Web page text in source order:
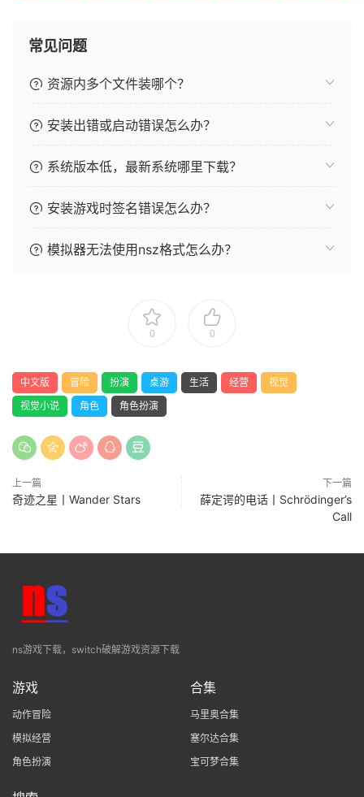
常见问题
资源内多个文件装哪个？
安装出错或启动错误怎么办？
系统版本低，最新系统哪里下载？
安装游戏时签名错误怎么办？
模拟器无法使用nsz格式怎么办？
0 0
中文版 冒险 扮演 桌游 生活 经营
视觉
视觉小说
角色 角色扮演
上一篇
奇迹之星丨Wander Stars
下一篇
薛定谔的电话丨Schrödinger’s
Call
ns游戏下载，switch破解游戏资源下载
游戏
动作冒险
模拟经营
角色扮演
合集
马里奥合集
塞尔达合集
宝可梦合集